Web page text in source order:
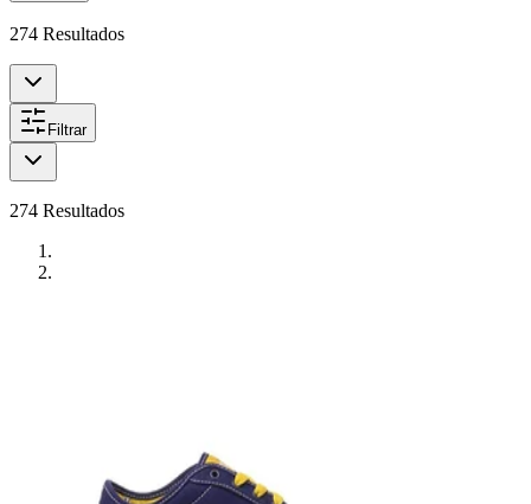
274 Resultados
Filtrar
274 Resultados